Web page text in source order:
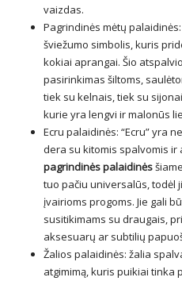
vaizdas.
Pagrindinės mėtų
šviežumo simbolis, kuris
kokiai aprangai. Šio
pasirinkimas šiltoms,
tiek su kelnais, tiek su
kurie yra lengvi ir malonūs
Ecru palaidinės: “Ecru” yra
dera su kitomis spalvomis ir
pagrindinės palaidinės
tuo pačiu universalūs, todėl
įvairioms progoms. Jie gali
susitikimams su draugais,
aksesuarų ar subtilių
Žalios palaidinės: žalia
atgimimą, kuris puikiai tinka